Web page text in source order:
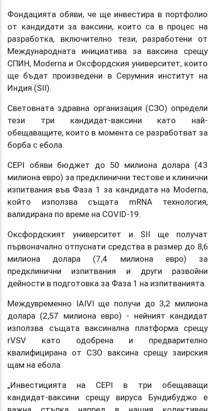
Фондацията обяви, че ще инвестира в портфолио
от кандидати за ваксини, които са в процес на
разработка, включително тези, разработени от
Международната инициатива за ваксина срещу
СПИН, Moderna и Оксфордския университет, които
ще бъдат произведени в Серумния институт на
Индия (SII).
Световната здравна организация (СЗО) определи
тези три кандидат-ваксини като най-
обещаващите, които в момента се разработват за
борба с ебола.
CEPI обяви бюджет до 50 милиона долара (43
милиона евро) за предклинични тестове и клинични
изпитвания във Фаза 1 за кандидата на Moderna,
който използва същата mRNA технология,
валидирана по време на COVID-19.
Оксфордският университет и SII ще получат
първоначално отпуснати средства в размер до 8,6
милиона долара (7,4 милиона евро) за
предклинични изпитвания и други развойни
дейности в подготовка за Фаза 1 на изпитванията.
Междувременно IAIVI ще получи до 3,2 милиона
долара (2,57 милиона евро) - нейният кандидат
използва същата ваксинална платформа срещу
rVSV като одобрена и предварително
квалифицирана от СЗО ваксина срещу заирския
щам на ебола.
„Инвестицията на CEPI в три обещаващи
кандидат-ваксини срещу вируса Бундибуджо е